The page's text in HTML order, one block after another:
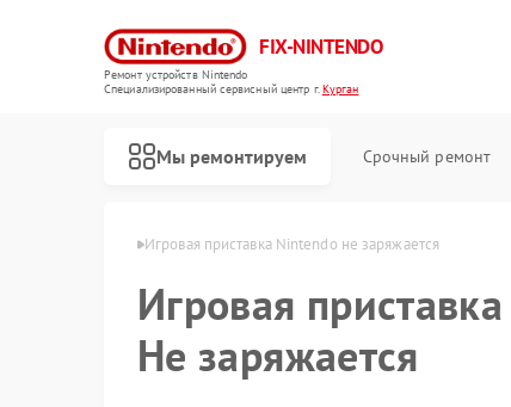
FIX-NINTENDO
Ремонт устройств Nintendo
Специализированный cервисный центр г.Курган
Мы ремонтируем Срочный ремонт
Nintendo в Кургане Игровая приставка Nintendo не заряжается
Игровая приставка
Не заряжается